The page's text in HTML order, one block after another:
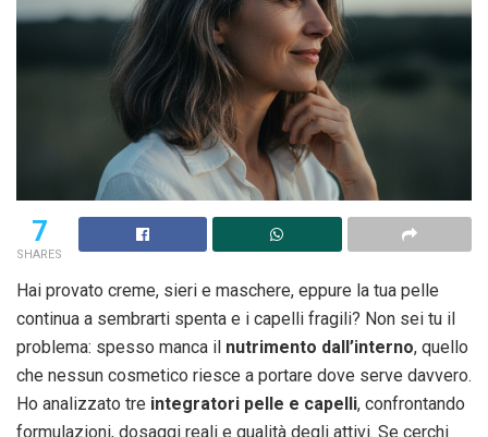
7
SHARES
Hai provato creme, sieri e maschere, eppure la tua pelle
continua a sembrarti spenta e i capelli fragili? Non sei tu il
problema: spesso manca il nutrimento dall’interno, quello
che nessun cosmetico riesce a portare dove serve davvero.
Ho analizzato tre integratori pelle e capelli, confrontando
formulazioni, dosaggi reali e qualità degli attivi. Se cerchi